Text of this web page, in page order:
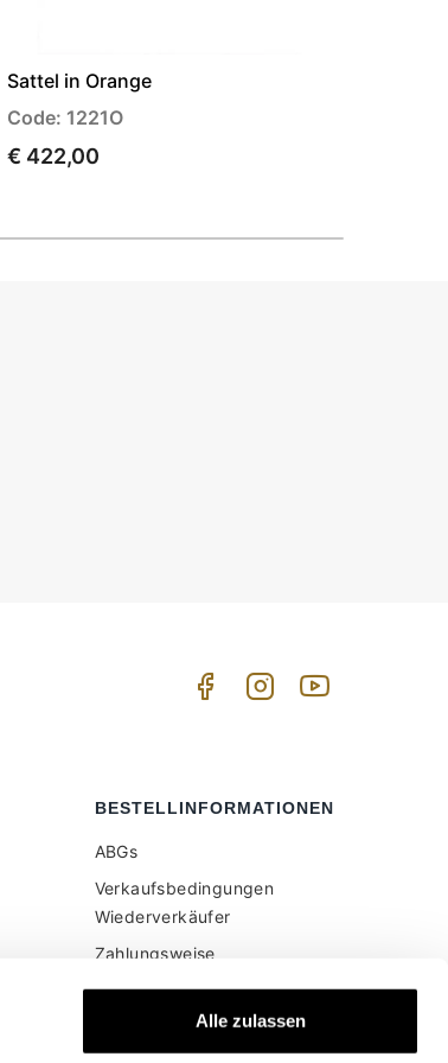
Alle zulassen
Sattel in Orange
Code: 1221O
€ 422,00
BESTELLINFORMATIONEN
ABGs
Verkaufsbedingungen
Wiederverkäufer
Zahlungsweise
Versand und Lieferung
Sichere Bezahlung